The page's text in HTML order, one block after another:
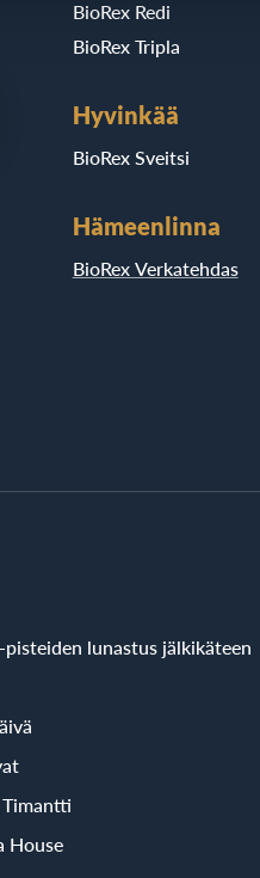
BioRex Redi
BioRex Tripla
Hyvinkää
BioRex Sveitsi
Hämeenlinna
BioRex Verkatehdas
lunastus jälkikäteen
House